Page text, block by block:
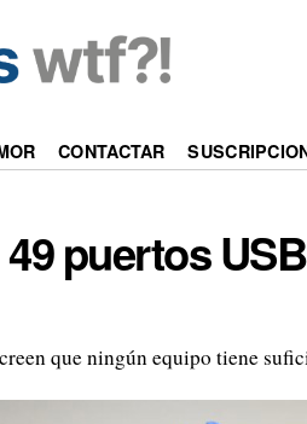
CONTACTAR
puertos USB
que ningún equipo tiene